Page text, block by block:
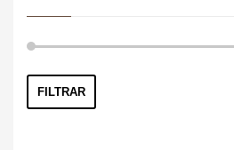
FILTRAR